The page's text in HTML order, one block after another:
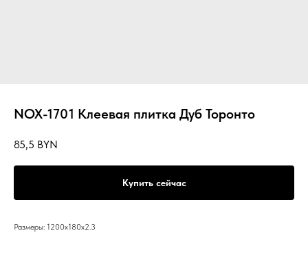
NOX-1701 Клеевая плитка Дуб Торонто
85,5 BYN
Купить сейчас
Размеры: 1200x180x2.3